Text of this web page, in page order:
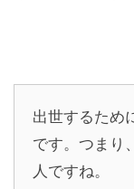
出世するため
です。つまり
人ですね。